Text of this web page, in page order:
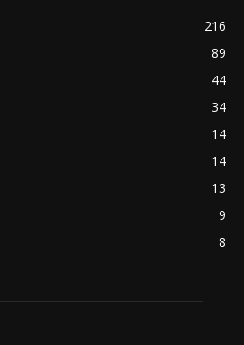
216
89
44
34
14
14
13
9
8